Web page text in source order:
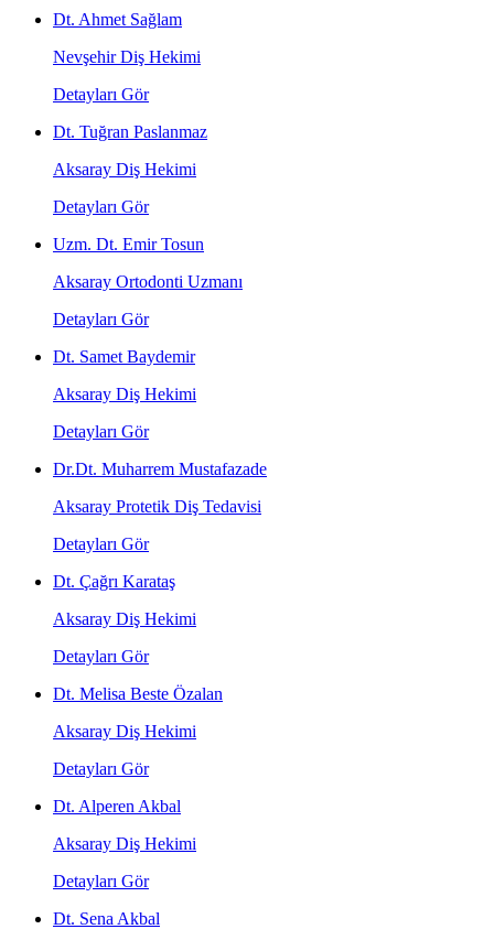
Dt. Ahmet Sağlam
Nevşehir Diş Hekimi
Detayları Gör
Dt. Tuğran Paslanmaz
Aksaray Diş Hekimi
Detayları Gör
Uzm. Dt. Emir Tosun
Aksaray Ortodonti Uzmanı
Detayları Gör
Dt. Samet Baydemir
Aksaray Diş Hekimi
Detayları Gör
Dr.Dt. Muharrem Mustafazade
Aksaray Protetik Diş Tedavisi
Detayları Gör
Dt. Çağrı Karataş
Aksaray Diş Hekimi
Detayları Gör
Dt. Melisa Beste Özalan
Aksaray Diş Hekimi
Detayları Gör
Dt. Alperen Akbal
Aksaray Diş Hekimi
Detayları Gör
Dt. Sena Akbal